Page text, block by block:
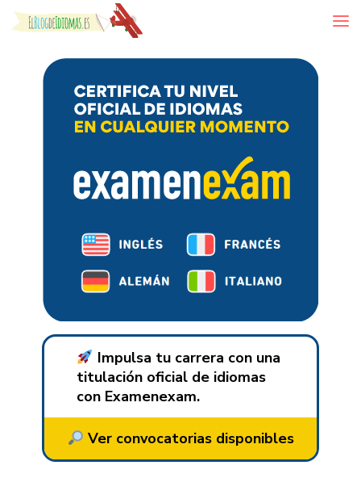
Skip to content
Impulsa tu carrera con una
titulación oficial de idiomas
con Examenexam.
Ver convocatorias disponibles